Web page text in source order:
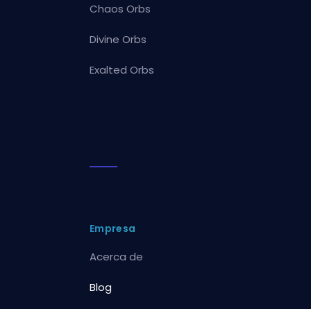
Chaos Orbs
Divine Orbs
Exalted Orbs
Empresa
Acerca de
Blog